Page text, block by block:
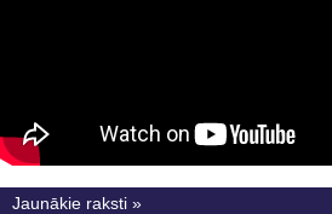
Jaunākie raksti »